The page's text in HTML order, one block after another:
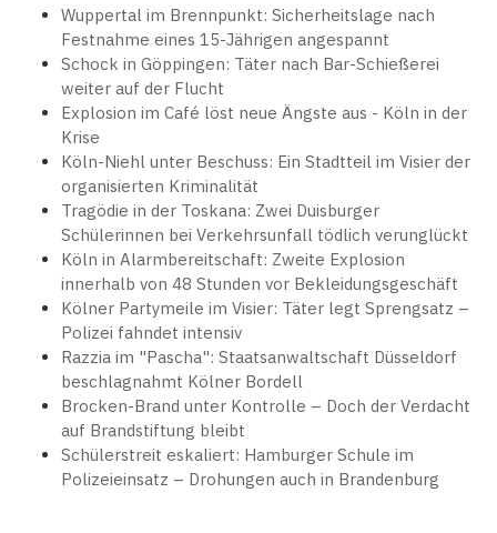
Wuppertal im Brennpunkt: Sicherheitslage nach
Festnahme eines 15-Jährigen angespannt
Schock in Göppingen: Täter nach Bar-Schießerei
weiter auf der Flucht
Explosion im Café löst neue Ängste aus - Köln in der
Krise
Köln-Niehl unter Beschuss: Ein Stadtteil im Visier der
organisierten Kriminalität
Tragödie in der Toskana: Zwei Duisburger
Schülerinnen bei Verkehrsunfall tödlich verunglückt
Köln in Alarmbereitschaft: Zweite Explosion
innerhalb von 48 Stunden vor Bekleidungsgeschäft
Kölner Partymeile im Visier: Täter legt Sprengsatz –
Polizei fahndet intensiv
Razzia im "Pascha": Staatsanwaltschaft Düsseldorf
beschlagnahmt Kölner Bordell
Brocken-Brand unter Kontrolle – Doch der Verdacht
auf Brandstiftung bleibt
Schülerstreit eskaliert: Hamburger Schule im
Polizeieinsatz – Drohungen auch in Brandenburg